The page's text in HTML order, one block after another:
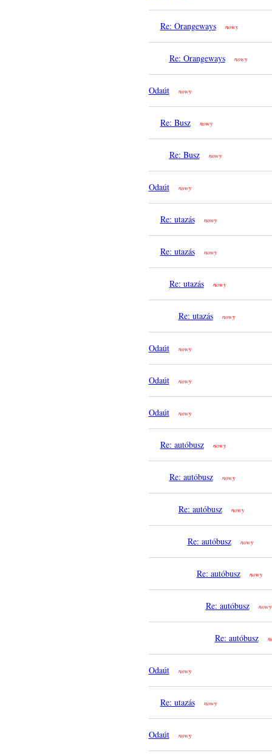
Re: Orangeways nowy
Re: Orangeways nowy
Odaút nowy
Re: Busz nowy
Re: Busz nowy
Odaút nowy
Re: utazás nowy
Re: utazás nowy
Re: utazás nowy
Re: utazás nowy
Odaút nowy
Odaút nowy
Odaút nowy
Re: autóbusz nowy
Re: autóbusz nowy
Re: autóbusz nowy
Re: autóbusz nowy
Re: autóbusz nowy
Re: autóbusz nowy
Re: autóbusz
Odaút nowy
Re: utazás nowy
Odaút nowy